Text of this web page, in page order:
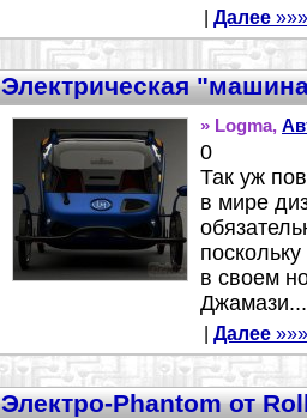
Далее »»»
Электрическая
» Logma,
0
Так уж
в мире
в своем
Джамази...
Далее »»»
Электро-Phantom от